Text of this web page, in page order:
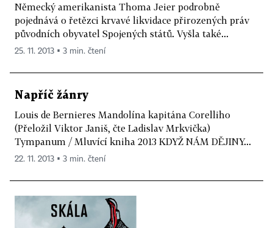
Německý amerikanista Thoma Jeier podrobně
pojednává o řetězci krvavé likvidace přirozených práv
původních obyvatel Spojených států. Vyšla také...
25. 11. 2013 ▪ 3 min. čtení
Napříč žánry
Louis de Bernieres Mandolína kapitána Corelliho
(Přeložil Viktor Janiš, čte Ladislav Mrkvička)
Tympanum / Mluvící kniha 2013 KDYŽ NÁM DĚJINY...
22. 11. 2013 ▪ 3 min. čtení